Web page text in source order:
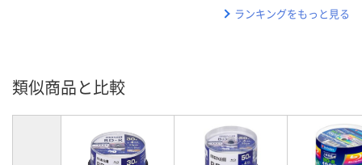
ランキングをもっと見る
類似商品と比較